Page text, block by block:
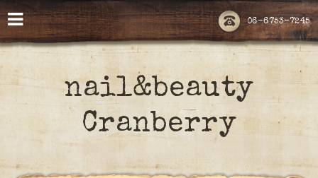
06-6753-7245
nail&beauty
Cranberry